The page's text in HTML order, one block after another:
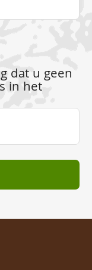
dat u geen
in het